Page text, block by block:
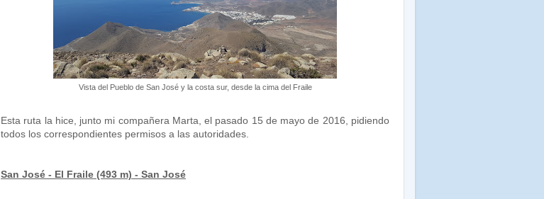
Vista del Pueblo de San José y la costa sur, desde la cima del Fraile
Esta ruta la hice, junto mi compañera Marta, el pasado 15 de mayo de 2016, pidiendo
todos los correspondientes permisos a las autoridades.
San José - El Fraile (493 m) - San José